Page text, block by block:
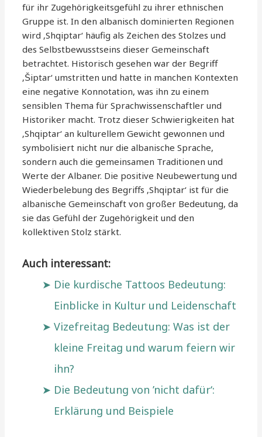
für ihr Zugehörigkeitsgefühl zu ihrer ethnischen
Gruppe ist. In den albanisch dominierten Regionen
wird ‚Shqiptar‘ häufig als Zeichen des Stolzes und
des Selbstbewusstseins dieser Gemeinschaft
betrachtet. Historisch gesehen war der Begriff
‚Šiptar‘ umstritten und hatte in manchen Kontexten
eine negative Konnotation, was ihn zu einem
sensiblen Thema für Sprachwissenschaftler und
Historiker macht. Trotz dieser Schwierigkeiten hat
‚Shqiptar‘ an kulturellem Gewicht gewonnen und
symbolisiert nicht nur die albanische Sprache,
sondern auch die gemeinsamen Traditionen und
Werte der Albaner. Die positive Neubewertung und
Wiederbelebung des Begriffs ‚Shqiptar‘ ist für die
albanische Gemeinschaft von großer Bedeutung, da
sie das Gefühl der Zugehörigkeit und den
kollektiven Stolz stärkt.
Auch interessant:
Die kurdische Tattoos Bedeutung:
Einblicke in Kultur und Leidenschaft
Vizefreitag Bedeutung: Was ist der
kleine Freitag und warum feiern wir
ihn?
Die Bedeutung von ’nicht dafür‘:
Erklärung und Beispiele